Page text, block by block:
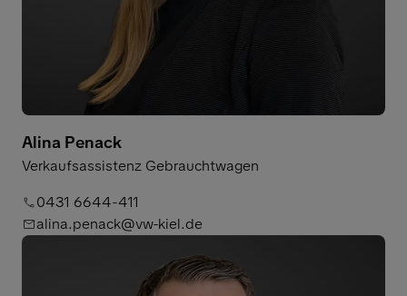
Alina Penack
Verkaufsassistenz Gebrauchtwagen
0431 6644-411
alina.penack@vw-kiel.de